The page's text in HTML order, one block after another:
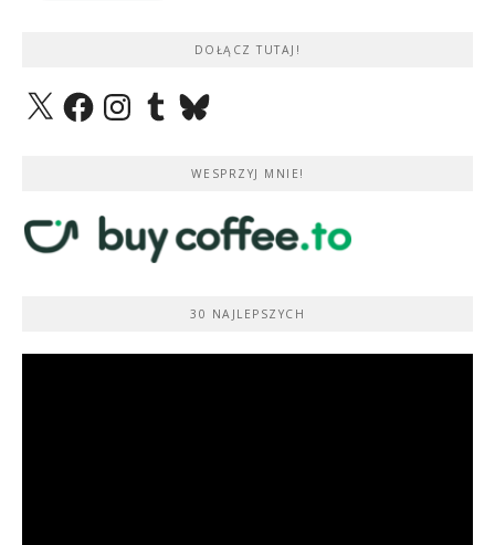
DOŁĄCZ TUTAJ!
X FacebookInstagramTumblrBluesky
WESPRZYJ MNIE!
30 NAJLEPSZYCH